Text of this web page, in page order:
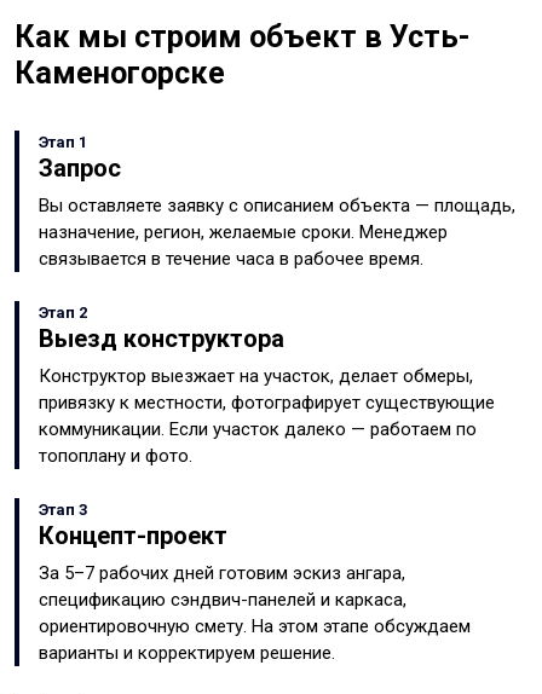
Как мы строим объект в Усть-
Каменогорске
Этап 1
Запрос
Вы оставляете заявку с описанием объекта — площадь,
назначение, регион, желаемые сроки. Менеджер
связывается в течение часа в рабочее время.
Этап 2
Выезд конструктора
Конструктор выезжает на участок, делает обмеры,
привязку к местности, фотографирует существующие
коммуникации. Если участок далеко — работаем по
топоплану и фото.
Этап 3
Концепт-проект
За 5–7 рабочих дней готовим эскиз ангара,
спецификацию сэндвич-панелей и каркаса,
ориентировочную смету. На этом этапе обсуждаем
варианты и корректируем решение.